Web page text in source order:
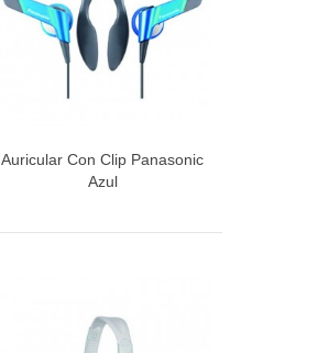
Vista rápida
Auricular Con Clip Panasonic
Azul